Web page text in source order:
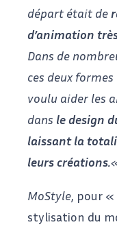
départ était de
d’animation
Dans de
ces deux
voulu aider les
dans le design
laissant la
leurs créations.
MoStyle, pour «
stylisation du